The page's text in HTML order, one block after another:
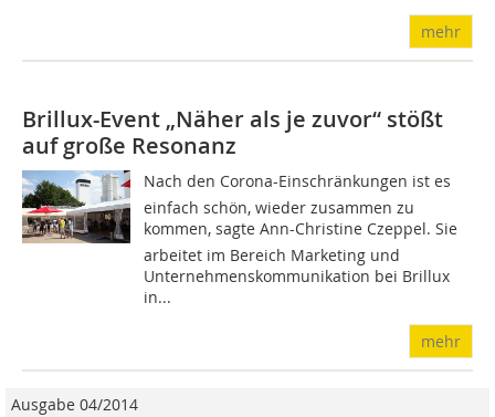
mehr
Brillux-Event „Näher als je zuvor“ stößt
auf große Resonanz
Nach den Corona-Einschränkungen ist es
einfach schön, wieder zusammen zu
kommen, sagte Ann-Christine Czeppel. Sie
arbeitet im Bereich Marketing und
Unternehmenskommunikation bei Brillux
in...
mehr
Ausgabe 04/2014